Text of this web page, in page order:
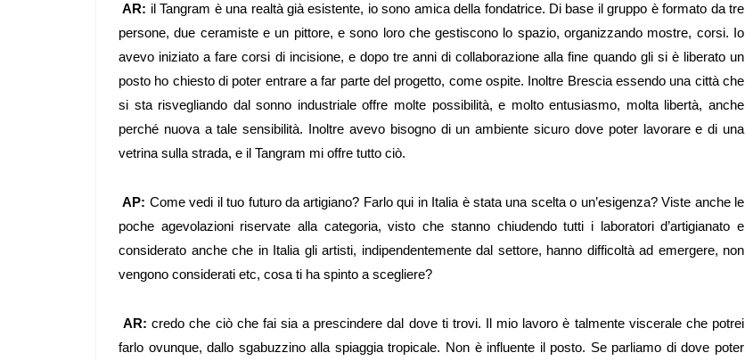
AR: il Tangram è una realtà già esistente, io sono amica della fondatrice. Di base il gruppo è formato da tre
persone, due ceramiste e un pittore, e sono loro che gestiscono lo spazio, organizzando mostre, corsi. Io
avevo iniziato a fare corsi di incisione, e dopo tre anni di collaborazione alla fine quando gli si è liberato un
posto ho chiesto di poter entrare a far parte del progetto, come ospite. Inoltre Brescia essendo una città che
si sta risvegliando dal sonno industriale offre molte possibilità, e molto entusiasmo, molta libertà, anche
perché nuova a tale sensibilità. Inoltre avevo bisogno di un ambiente sicuro dove poter lavorare e di una
vetrina sulla strada, e il Tangram mi offre tutto ciò.
AP: Come vedi il tuo futuro da artigiano? Farlo qui in Italia è stata una scelta o un’esigenza? Viste anche le
poche agevolazioni riservate alla categoria, visto che stanno chiudendo tutti i laboratori d’artigianato e
considerato anche che in Italia gli artisti, indipendentemente dal settore, hanno difficoltà ad emergere, non
vengono considerati etc, cosa ti ha spinto a scegliere?
AR:credo che ciò che fai sia a prescindere dal dove ti trovi. Il mio lavoro è talmente viscerale che potrei
farlo ovunque, dallo sgabuzzino alla spiaggia tropicale. Non è influente il posto. Se parliamo di dove poter